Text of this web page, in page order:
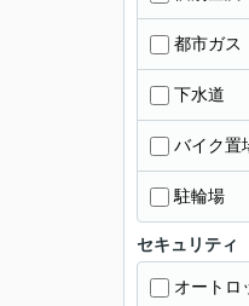
都市ガス
下水道
バイク置
駐輪場
セキュリティ
オートロ